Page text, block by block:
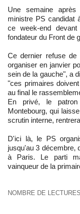
Une semaine après
ministre PS candidat
ce week-end
fondateur du Front de
Ce dernier refuse
organiser en janvier
sein de la gauche", a
"ces primaires
au final le
En privé, le
Montebourg, qui
scrutin interne,
D'ici là, le PS
jusqu'au 3 décembre,
à Paris. Le parti
vainqueur de la
NOMBRE DE